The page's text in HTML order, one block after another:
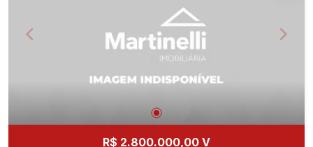
R$ 2.800.000,00 V